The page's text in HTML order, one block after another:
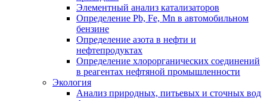
Элементный анализ катализаторов
Определение Pb, Fe, Mn в автомобильном
бензине
Определение азота в нефти и
нефтепродуктах
Определение хлорорганических соединений
в реагентах нефтяной промышленности
Экология
Анализ природных, питьевых и сточных вод